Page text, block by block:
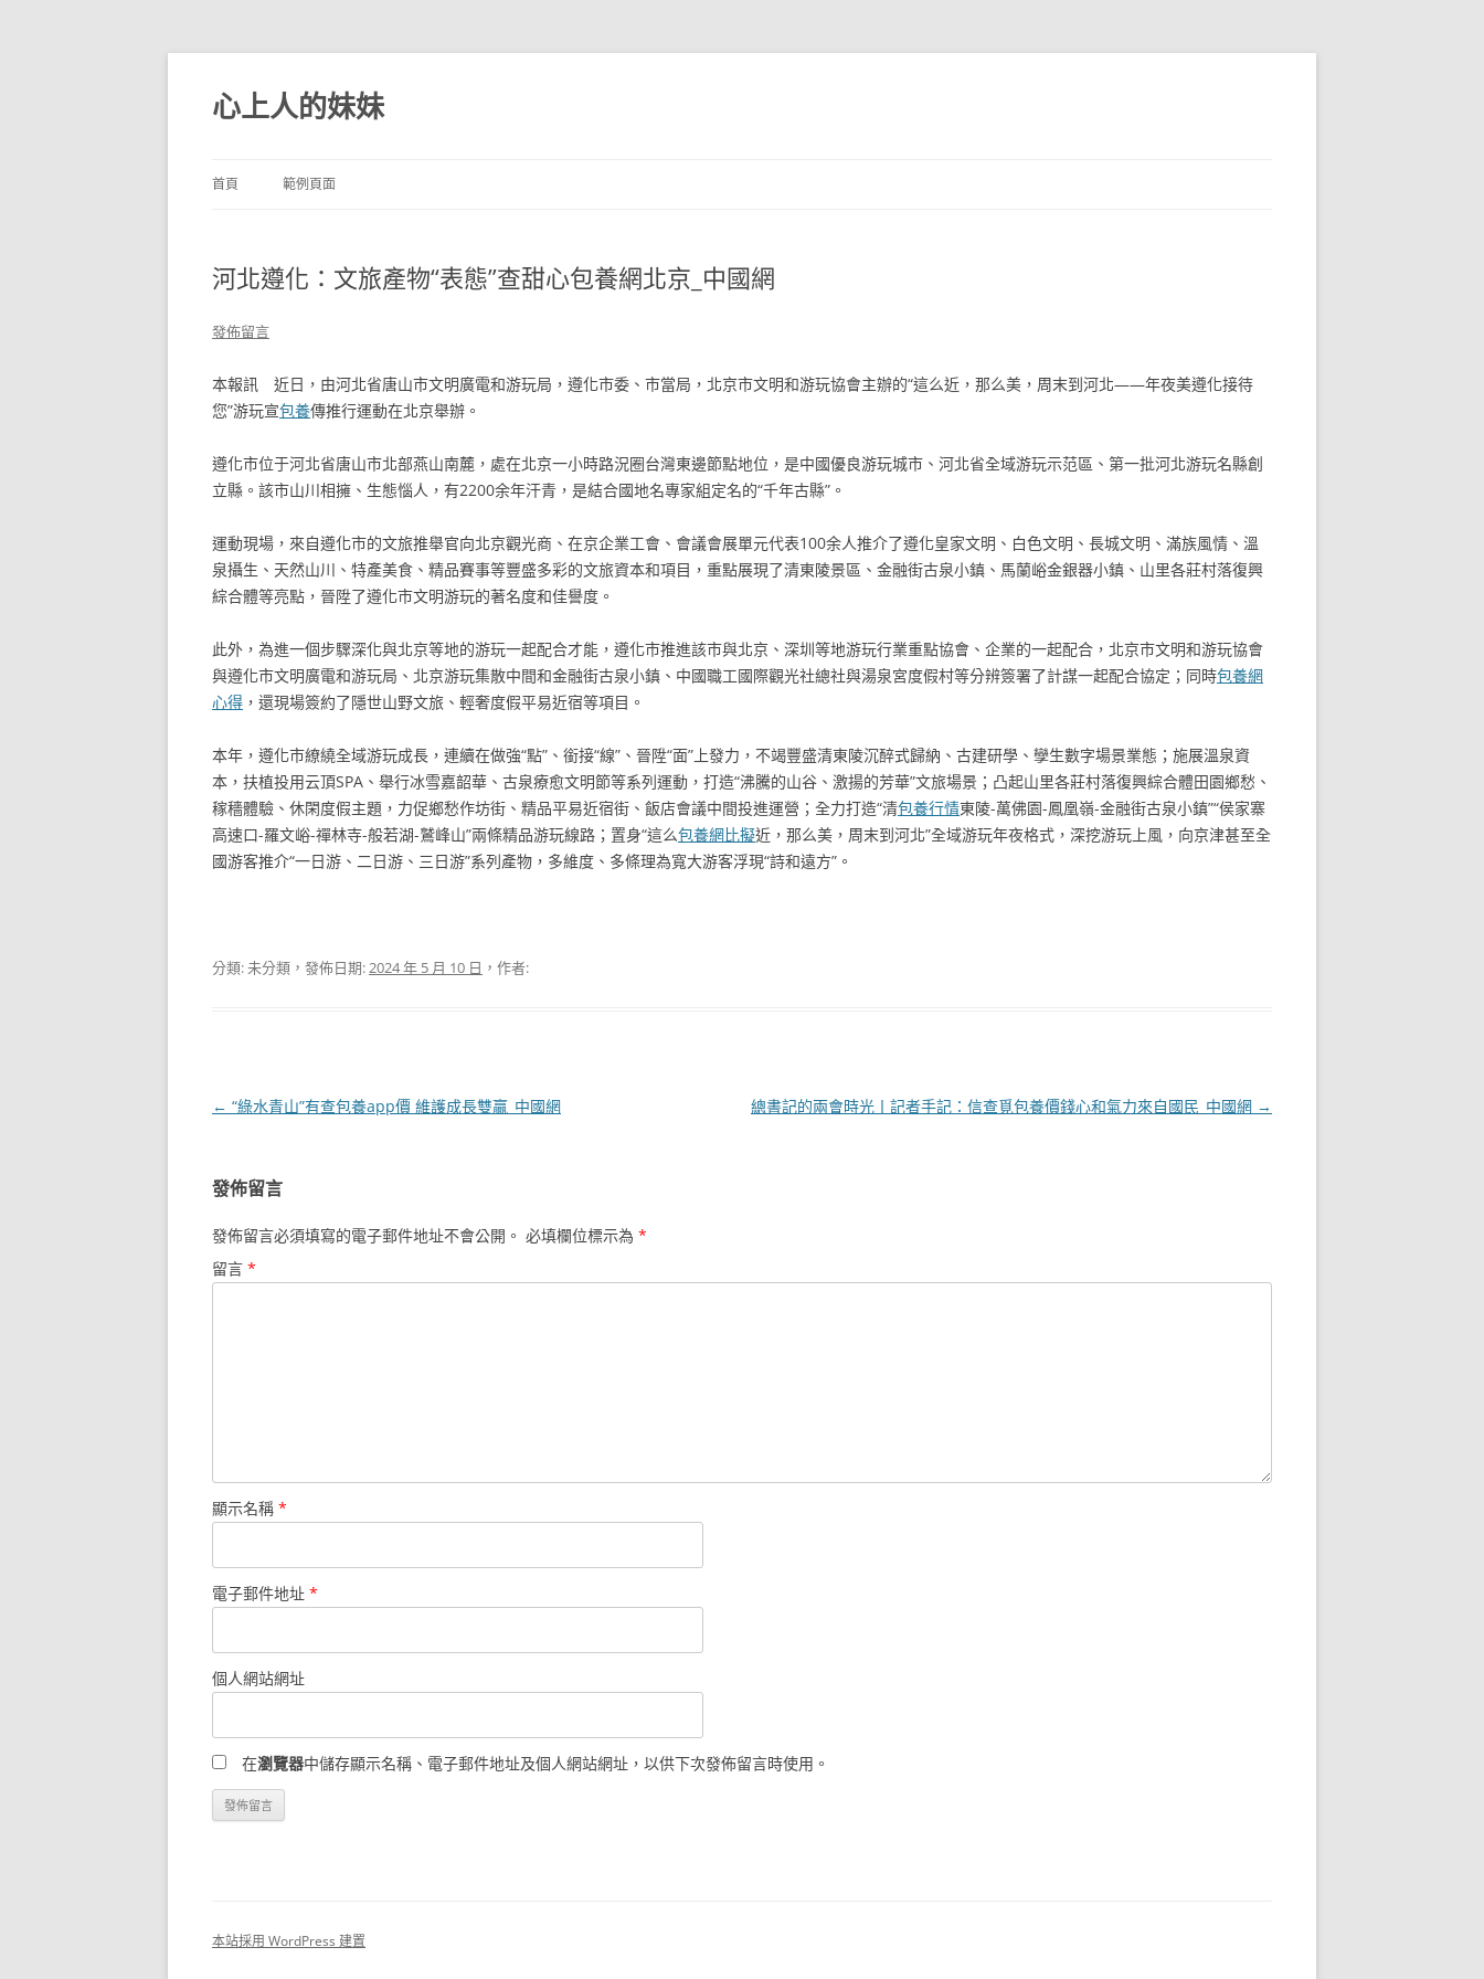
跳
主
要
內
心上人的妹妹
首頁 範例頁面
河北遵化：文旅產物“表態”查甜心包養網北京_中國網
發佈留言
本報訊 近日，由河北省唐山市文明廣電和游玩局，遵化市委、市當局，北京市文明和游玩協會主辦的“這么近，那么美，周末到河北——年夜美遵化接待
您”游玩宣包養傳推行運動在北京舉辦。
遵化市位于河北省唐山市北部燕山南麓，處在北京一小時路況圈台灣東邊節點地位，是中國優良游玩城市、河北省全域游玩示范區、第一批河北游玩名縣創
立縣。該市山川相擁、生態惱人，有2200余年汗青，是結合國地名專家組定名的“千年古縣”。
運動現場，來自遵化市的文旅推舉官向北京觀光商、在京企業工會、會議會展單元代表100余人推介了遵化皇家文明、白色文明、長城文明、滿族風情、溫
泉攝生、天然山川、特產美食、精品賽事等豐盛多彩的文旅資本和項目，重點展現了清東陵景區、金融街古泉小鎮、馬蘭峪金銀器小鎮、山里各莊村落復興
綜合體等亮點，晉陞了遵化市文明游玩的著名度和佳譽度。
此外，為進一個步驟深化與北京等地的游玩一起配合才能，遵化市推進該市與北京、深圳等地游玩行業重點協會、企業的一起配合，北京市文明和游玩協會
與遵化市文明廣電和游玩局、北京游玩集散中間和金融街古泉小鎮、中國職工國際觀光社總社與湯泉宮度假村等分辨簽署了計謀一起配合協定；同時包養網
心得 ，還現場簽約了隱世山野文旅、輕奢度假平易近宿等項目。
本年，遵化市繚繞全域游玩成長，連續在做強“點”、銜接“線”、晉陞“面”上發力，不竭豐盛清東陵沉醉式歸納、古建研學、孿生數字場景業態；施展溫泉資
本，扶植投用云頂SPA、舉行冰雪嘉韶華、古泉療愈文明節等系列運動，打造“沸騰的山谷、激揚的芳華”文旅場景；凸起山里各莊村落復興綜合體田園鄉愁、
稼穡體驗、休閑度假主題，力促鄉愁作坊街、精品平易近宿街、飯店會議中間投進運營；全力打造“清包養行情東陵-萬佛園-鳳凰嶺-金融街古泉小鎮”“侯家寨
高速口-羅文峪-禪林寺-般若湖-鷲峰山”兩條精品游玩線路；置身“這么包養網比擬近，那么美，周末到河北”全域游玩年夜格式，深挖游玩上風，向京津甚至全
國游客推介“一日游、二日游、三日游”系列產物，多維度、多條理為寬大游客浮現“詩和遠方”。
分類: 未分類，發佈日期:2024 年 5 月 10 日 ，作者:
文
覽
← “綠水青山”有查包養app價 維護成長雙贏_中國網 總書記的兩會時光丨記者手記：信查覓包養價錢心和氣力來自國民_中國網 →
發佈留言
發佈留言必須填寫的電子郵件地址不會公開。 必填欄位標示為 *
留言 *
顯示名稱 *
電子郵件地址 *
個人網站網址
在瀏覽器中儲存顯示名稱、電子郵件地址及個人網站網址，以供下次發佈留言時使用。
本站採用 WordPress 建置